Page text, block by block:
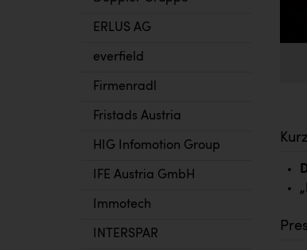
ERLUS AG
everfield
Firmenradl
Fristads Austria
HIG Infomotion Group
IFE Austria GmbH
Immotech
INTERSPAR